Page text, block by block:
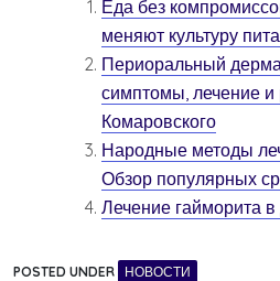
Еда без
меняют культуру
Периоральный
симптомы, лечение и
Комаровского
Народные методы
Обзор популярных
Лечение гайморита
POSTED UNDER НОВОСТИ